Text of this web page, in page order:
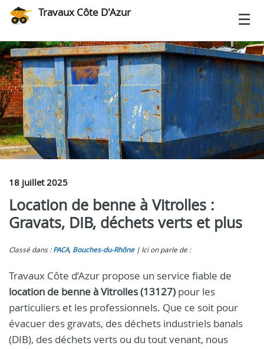
Travaux Côte D'Azur
18 juillet 2025
Location de benne à Vitrolles :
Gravats, DIB, déchets verts et plus
Classé dans : PACA, Bouches-du-Rhône Ici on parle de :
Travaux Côte d’Azur propose un service fiable de
location de benne à Vitrolles (13127) pour les
particuliers et les professionnels. Que ce soit pour
évacuer des gravats, des déchets industriels banals
(DIB), des déchets verts ou du tout venant, nous